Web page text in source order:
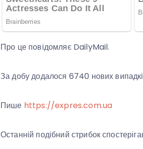
Про це повідомляє DailyMail.
За добу додалося 6740 нових
Пише https://expres.com.ua
Останній подібний стрибок